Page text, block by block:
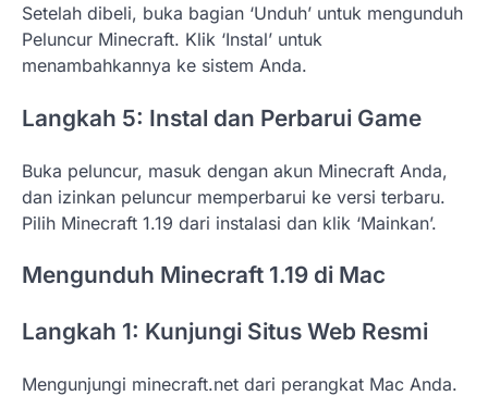
Setelah dibeli, buka bagian ‘Unduh’ untuk mengunduh
Peluncur Minecraft. Klik ‘Instal’ untuk
menambahkannya ke sistem Anda.
Langkah 5: Instal dan Perbarui Game
Buka peluncur, masuk dengan akun Minecraft Anda,
dan izinkan peluncur memperbarui ke versi terbaru.
Pilih Minecraft 1.19 dari instalasi dan klik ‘Mainkan’.
Mengunduh Minecraft 1.19 di Mac
Langkah 1: Kunjungi Situs Web Resmi
Mengunjungi minecraft.net dari perangkat Mac Anda.